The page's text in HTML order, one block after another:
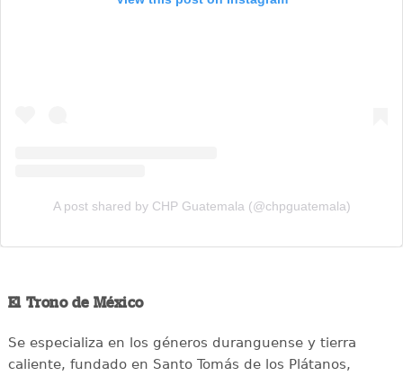
A post shared by CHP Guatemala (@chpguatemala)
El Trono de México
Se especializa en los géneros duranguense y tierra
caliente, fundado en Santo Tomás de los Plátanos,